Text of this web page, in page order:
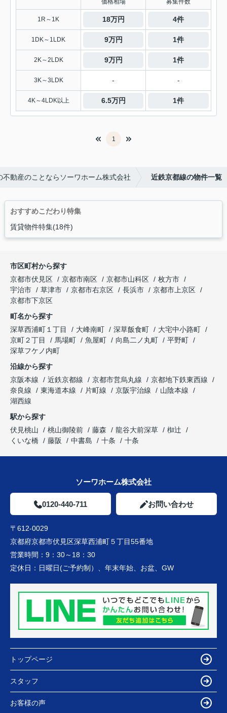
価格相場 募集件数
1R～1K 18万円 4件
1DK～1LDK 9万円 1件
2K～2LDK 9万円 1件
3K～3LDK - -
4K～4LDK以上 6.5万円 1件
1
不動産のことならソーワホーム株式会社 近鉄京都線の物件一覧
おすすめこだわり特集
賃貸物件特集(18件)
市区町村から探す
京都市伏見区
京都市南区 京都市山科区
枚方市
宇治市
草津市 京都市右京区 長浜市
京都市上京区
京都市下京区
町名から探す
深草西浦町１丁目
大峰南町 深草飯食町
大宅中小路町
京町２丁目
馬場町 魚屋町 向島二ノ丸町
平野町
深草フケノ内町
沿線から探す
京阪本線
近鉄京都線 京都市営烏丸線
京都地下鉄東西線
奈良線
東海道本線 片町線 京阪宇治線
山陰本線
湖西線
駅から探す
伏見桃山
桃山御陵前 藤森 龍谷大前深草
椥辻
くいな橋
藤阪 中書島 十条 十条
ソーワホーム株式会社
0120-440-711 お問い合わせ
〒612-0029
京都府京都市伏見区深草西浦町５丁目55番地
営業時間： 9：30～18：30
定休日： 日曜日(ご予約制）、年末年始、お盆、GW
トップページ
スタッフ
お客様の声